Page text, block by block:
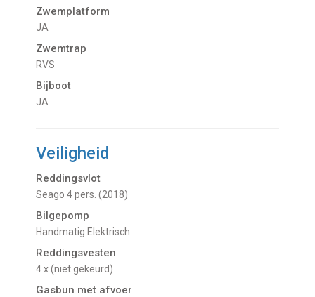
Zwemplatform
JA
Zwemtrap
RVS
Bijboot
JA
Veiligheid
Reddingsvlot
Seago 4 pers. (2018)
Bilgepomp
Handmatig Elektrisch
Reddingsvesten
4 x (niet gekeurd)
Gasbun met afvoer